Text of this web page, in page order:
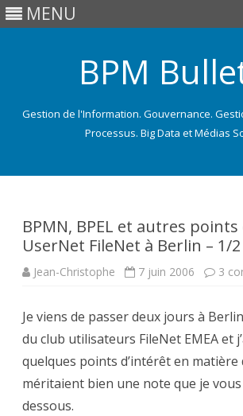
MENU
BPM
Gestion de l'Information. Gouvernance.
Processus. Big Data et Médias
BPMN, BPEL et autres
UserNet FileNet à Berlin – 1/2
Jean-Christophe 7 juin 2006 3
Je viens de passer deux jours à
du club utilisateurs FileNet EMEA et
quelques points d’intérêt en matière
méritaient bien une note que je
dessous.